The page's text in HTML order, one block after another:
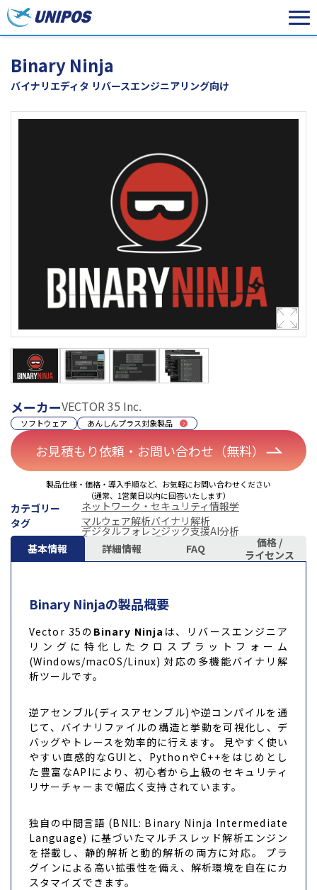
Binary Ninja
バイナリエディタ リバースエンジニアリング向け
メーカーVECTOR 35 Inc.
ソフトウェア あんしんプラス対象製品
お見積もり依頼・お問い合わせ（無料）
製品仕様・価格・導入手順など、お気軽にお問い合わせください
（通常、1営業日以内に回答いたします）
カテゴリー ネットワーク・セキュリティ情報学
タグ
マルウェア解析バイナリ解析
デジタルフォレンジック支援AI分析
基本情報
詳細情報 FAQ
価格 /
ライセンス
Binary Ninjaの製品概要
Vector 35の Binary Ninja は、リバースエンジニア
リングに特化したクロスプラットフォーム
(Windows/macOS/Linux) 対応の多機能バイナリ解
析ツールです。
逆アセンブル(ディスアセンブル)や逆コンパイルを通
じて、バイナリファイルの構造と挙動を可視化し、デ
バッグやトレースを効率的に行えます。 見やすく使い
やすい直感的なGUIと、PythonやC++をはじめとし
た豊富なAPIにより、初心者から上級のセキュリティ
リサーチャーまで幅広く支持されています。
独自の中間言語 (BNIL: Binary Ninja Intermediate
Language) に基づいたマルチスレッド解析エンジン
を搭載し、静的解析と動的解析の両方に対応。 プラ
グインによる高い拡張性を備え、解析環境を自在にカ
スタマイズできます。